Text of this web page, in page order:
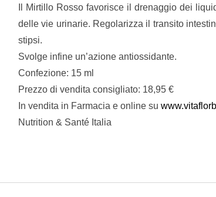
Il Mirtillo Rosso favorisce il drenaggio dei
delle vie urinarie. Regolarizza il transito
stipsi.
Svolge infine un’azione antiossidante.
Confezione: 15 ml
Prezzo di vendita consigliato: 18,95 €
In vendita in Farmacia e online su
Nutrition & Santé Italia